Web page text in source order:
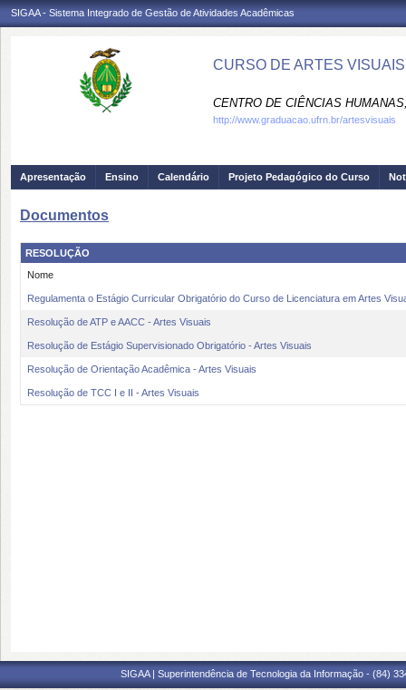
SIGAA - Sistema Integrado de Gestão de Atividades Acadêmicas
CURSO DE ARTES
CENTRO DE CIÊNCIAS
http://www.graduacao.ufrn.br/artesvisuais
Apresentação Ensino Calendário Projeto Pedagógico do Curso
Documentos
RESOLUÇÃO
Nome
Regulamenta o Estágio Curricular Obrigatório do Curso de Licenciatura em Artes
Resolução de ATP e AACC - Artes Visuais
Resolução de Estágio Supervisionado Obrigatório - Artes Visuais
Resolução de Orientação Acadêmica - Artes Visuais
Resolução de TCC I e II - Artes Visuais
SIGAA | Superintendência de Tecnologia da Informação - (84)